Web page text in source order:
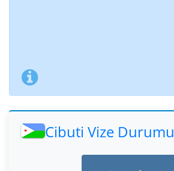
Cibuti Vize Durumu